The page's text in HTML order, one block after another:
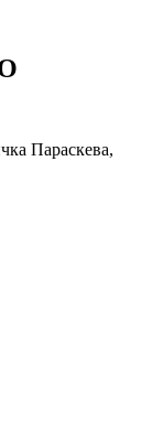
Параскева,